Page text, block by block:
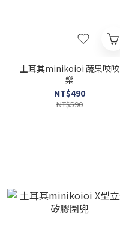
土耳其minikoioi 蔬果咬咬
樂
NT$490
NT$590